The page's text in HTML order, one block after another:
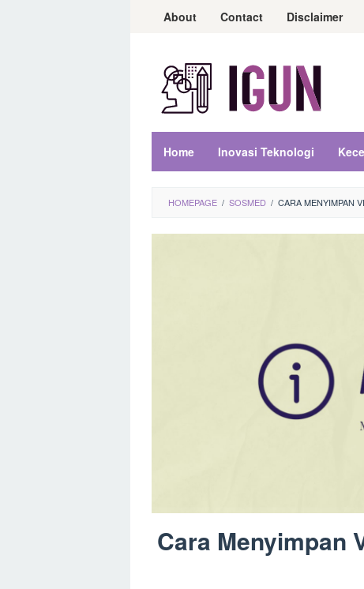
LoncatAbout Contact Disclaimer
Home Inovasi Teknologi
HOMEPAGE / SOSMED / CARA MENYIMPAN
Cara Menyimpan